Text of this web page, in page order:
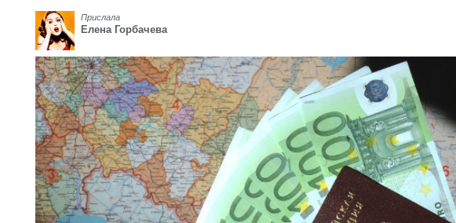
Прислала
Елена Горбачева